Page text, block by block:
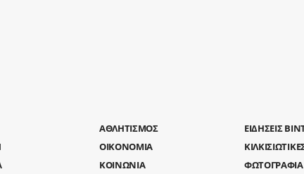
ΑΘΛΗΤΙΣΜΟΣ
ΟΙΚΟΝΟΜΙΑ
ΚΟΙΝΩΝΙΑ
ΕΙΔΗΣΕΙΣ